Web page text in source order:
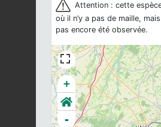
Attention : cette
où il n’y a pas de maille,
pas encore été observée.
+
-